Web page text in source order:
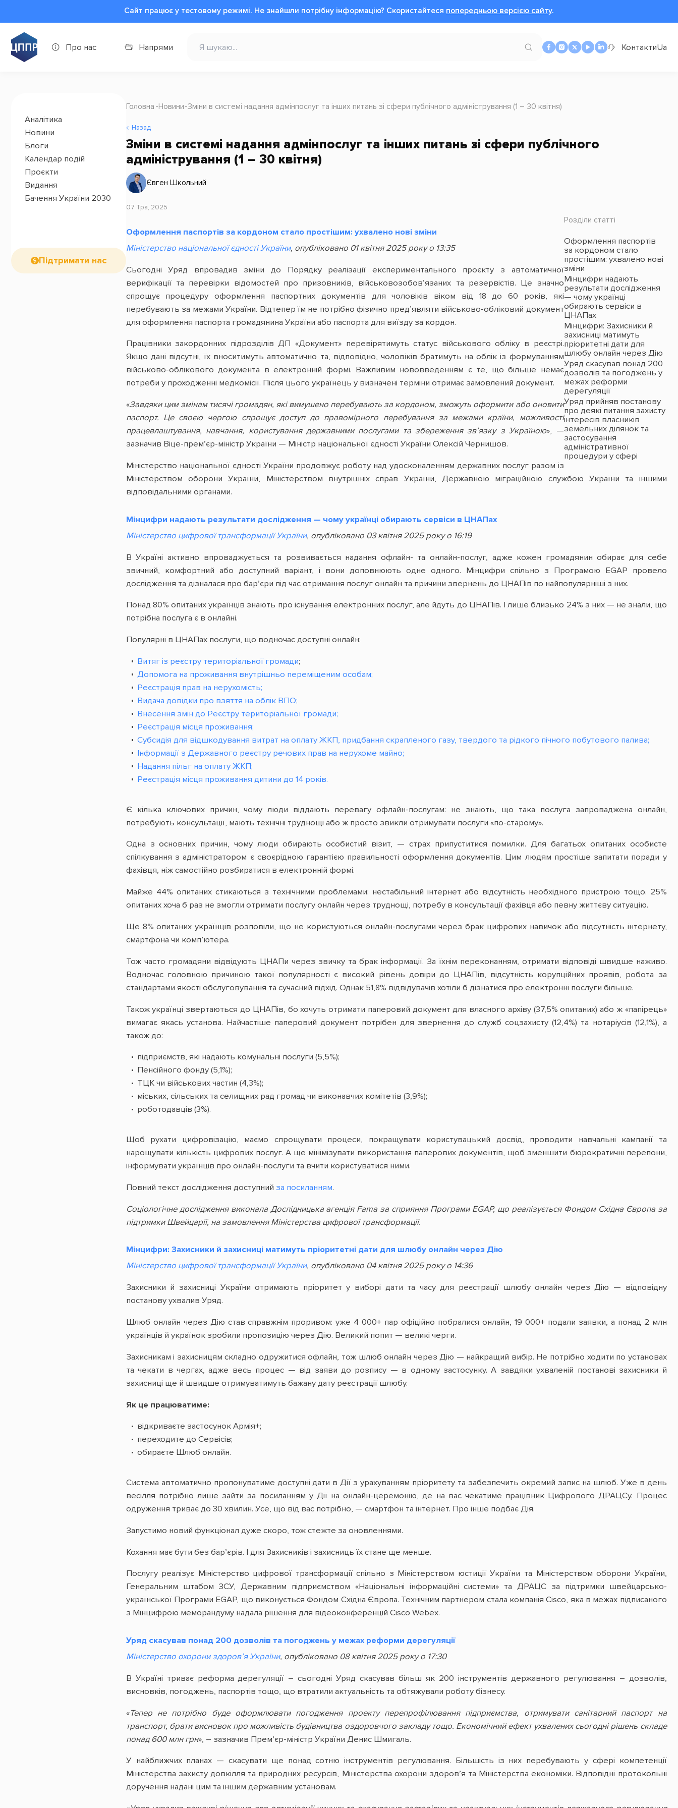
Сайт працює у тестовому режимі. Не знайшли потрібну інформацію? Cкористайтеся попередньою версією сайту.
Про нас Напрями КонтактиUa
Аналітика
Новини
Блоги
Календар подій
Проєкти
Видання
Бачення України 2030
Підтримати нас
Головна Новини Зміни в системі надання адмінпослуг та інших питань зі сфери публічного адміністрування (1 – 30 квітня)
Назад
Зміни в системі надання адмінпослуг та інших питань зі сфери публічного
адміністрування (1 – 30 квітня)
Євген Школьний
07 Тра, 2025
Розділи статті
Оформлення паспортів
за кордоном стало
простішим: ухвалено нові
зміни
Мінцифри надають
результати дослідження
— чому українці
обирають сервіси в
ЦНАПах
Мінцифри: Захисники й
захисниці матимуть
пріоритетні дати для
шлюбу онлайн через Дію
Уряд скасував понад 200
дозволів та погоджень у
межах реформи
дерегуляції
Уряд прийняв постанову
про деякі питання захисту
інтересів власників
земельних ділянок та
застосування
адміністративної
процедури у сфері
Мінцифри обстежує
ЦНАПи на безбар’єрність
Оформлення паспортів за кордоном стало простішим: ухвалено нові зміни
Міністерство національної єдності України, опубліковано 01 квітня 2025 року о 13:35
Сьогодні Уряд впровадив зміни до Порядку реалізації експериментального проєкту з автоматичної
верифікації та перевірки відомостей про призовників, військовозобов’язаних та резервістів. Це значно
спрощує процедуру оформлення паспортних документів для чоловіків віком від 18 до 60 років, які
перебувають за межами України. Відтепер їм не потрібно фізично предʼявляти військово-обліковий документ
для оформлення паспорта громадянина України або паспорта для виїзду за кордон.
Працівники закордонних підрозділів ДП «Документ» перевірятимуть статус військового обліку в реєстрі.
Якщо дані відсутні, їх вноситимуть автоматично та, відповідно, чоловіків братимуть на облік із формуванням
військово-облікового документа в електронній формі. Важливим нововведенням є те, що більше немає
потреби у проходженні медкомісії. Після цього українець у визначені терміни отримає замовлений документ.
«Завдяки цим змінам тисячі громадян, які вимушено перебувають за кордоном, зможуть оформити або оновити
паспорт. Це своєю чергою спрощує доступ до правомірного перебування за межами країни, можливості
працевлаштування, навчання, користування державними послугами та збереження зв’язку з Україною», —
зазначив Віце-прем’єр-міністр України — Міністр національної єдності України Олексій Чернишов.
Міністерство національної єдності України продовжує роботу над удосконаленням державних послуг разом із
Міністерством оборони України, Міністерством внутрішніх справ України, Державною міграційною службою України та іншими
відповідальними органами.
Мінцифри надають результати дослідження — чому українці обирають сервіси в ЦНАПах
Міністерство цифрової трансформації України, опубліковано 03 квітня 2025 року о 16:19
В Україні активно впроваджується та розвивається надання офлайн- та онлайн-послуг, адже кожен громадянин обирає для себе
звичний, комфортний або доступний варіант, і вони доповнюють одне одного. Мінцифри спільно з Програмою EGAP провело
дослідження та дізналася про бар’єри під час отримання послуг онлайн та причини звернень до ЦНАПів по найпопулярніші з них.
Понад 80% опитаних українців знають про існування електронних послуг, але йдуть до ЦНАПів. І лише близько 24% з них — не знали, що
потрібна послуга є в онлайні.
Популярні в ЦНАПах послуги, що водночас доступні онлайн:
Витяг із реєстру територіальної громади;
Допомога на проживання внутрішньо переміщеним особам;
Реєстрація прав на нерухомість;
Видача довідки про взяття на облік ВПО;
Внесення змін до Реєстру територіальної громади;
Реєстрація місця проживання;
Субсидія для відшкодування витрат на оплату ЖКП, придбання скрапленого газу, твердого та рідкого пічного побутового палива;
Інформації з Державного реєстру речових прав на нерухоме майно;
Надання пільг на оплату ЖКП;
Реєстрація місця проживання дитини до 14 років.
Є кілька ключових причин, чому люди віддають перевагу офлайн-послугам: не знають, що така послуга запроваджена онлайн,
потребують консультації, мають технічні труднощі або ж просто звикли отримувати послуги «по-старому».
Одна з основних причин, чому люди обирають особистий візит, — страх припуститися помилки. Для багатьох опитаних особисте
спілкування з адміністратором є своєрідною гарантією правильності оформлення документів. Цим людям простіше запитати поради у
фахівця, ніж самостійно розбиратися в електронній формі.
Майже 44% опитаних стикаються з технічними проблемами: нестабільний інтернет або відсутність необхідного пристрою тощо. 25%
опитаних хоча б раз не змогли отримати послугу онлайн через труднощі, потребу в консультації фахівця або певну життєву ситуацію.
Ще 8% опитаних українців розповіли, що не користуються онлайн-послугами через брак цифрових навичок або відсутність інтернету,
смартфона чи комп’ютера.
Тож часто громадяни відвідують ЦНАПи через звичку та брак інформації. За їхнім переконанням, отримати відповіді швидше наживо.
Водночас головною причиною такої популярності є високий рівень довіри до ЦНАПів, відсутність корупційних проявів, робота за
стандартами якості обслуговування та сучасний підхід. Однак 51,8% відвідувачів хотіли б дізнатися про електронні послуги більше.
Також українці звертаються до ЦНАПів, бо хочуть отримати паперовий документ для власного архіву (37,5% опитаних) або ж «папірець»
вимагає якась установа. Найчастіше паперовий документ потрібен для звернення до служб соцзахисту (12,4%) та нотаріусів (12,1%), а
також до:
підприємств, які надають комунальні послуги (5,5%);
Пенсійного фонду (5,1%);
ТЦК чи військових частин (4,3%);
міських, сільських та селищних рад громад чи виконавчих комітетів (3,9%);
роботодавців (3%).
Щоб рухати цифровізацію, маємо спрощувати процеси, покращувати користувацький досвід, проводити навчальні кампанії та
нарощувати кількість цифрових послуг. А ще мінімізувати використання паперових документів, щоб зменшити бюрократичні перепони,
інформувати українців про онлайн-послуги та вчити користуватися ними.
Повний текст дослідження доступний за посиланням.
Соціологічне дослідження виконала Дослідницька агенція Fama за сприяння Програми EGAP, що реалізується Фондом Східна Європа за
підтримки Швейцарії, на замовлення Міністерства цифрової трансформації.
Мінцифри: Захисники й захисниці матимуть пріоритетні дати для шлюбу онлайн через Дію
Міністерство цифрової трансформації України, опубліковано 04 квітня 2025 року о 14:36
Захисники й захисниці України отримають пріоритет у виборі дати та часу для реєстрації шлюбу онлайн через Дію — відповідну
постанову ухвалив Уряд.
Шлюб онлайн через Дію став справжнім проривом: уже 4 000+ пар офіційно побралися онлайн, 19 000+ подали заявки, а понад 2 млн
українців й українок зробили пропозицію через Дію. Великий попит — великі черги.
Захисникам і захисницям складно одружитися офлайн, тож шлюб онлайн через Дію — найкращий вибір. Не потрібно ходити по установах
та чекати в чергах, адже весь процес — від заяви до розпису — в одному застосунку. А завдяки ухваленій постанові захисники й
захисниці ще й швидше отримуватимуть бажану дату реєстрації шлюбу.
Як це працюватиме:
відкриваєте застосунок Армія+;
переходите до Сервісів;
обираєте Шлюб онлайн.
Система автоматично пропонуватиме доступні дати в Дії з урахуванням пріоритету та забезпечить окремий запис на шлюб. Уже в день
весілля потрібно лише зайти за посиланням у Дії на онлайн-церемонію, де на вас чекатиме працівник Цифрового ДРАЦСу. Процес
одруження триває до 30 хвилин. Усе, що від вас потрібно, — смартфон та інтернет. Про інше подбає Дія.
Запустимо новий функціонал дуже скоро, тож стежте за оновленнями.
Кохання має бути без бар’єрів. І для Захисників і захисниць їх стане ще менше.
Послугу реалізує Міністерство цифрової трансформації спільно з Міністерством юстиції України та Міністерством оборони України,
Генеральним штабом ЗСУ, Державним підприємством «Національні інформаційні системи» та ДРАЦС за підтримки швейцарсько-
української Програми EGAP, що виконується Фондом Східна Європа. Технічним партнером стала компанія Сisco, яка в межах підписаного
з Мінцифрою меморандуму надала рішення для відеоконференцій Cisco Webex.
Уряд скасував понад 200 дозволів та погоджень у межах реформи дерегуляції
Міністерство охорони здоров’я України, опубліковано 08 квітня 2025 року о 17:30
В Україні триває реформа дерегуляції – сьогодні Уряд скасував більш як 200 інструментів державного регулювання – дозволів,
висновків, погоджень, паспортів тощо, що втратили актуальність та обтяжували роботу бізнесу.
«Тепер не потрібно буде оформлювати погодження проекту перепрофілювання підприємства, отримувати санітарний паспорт на
транспорт, брати висновок про можливість будівництва оздоровчого закладу тощо. Економічний ефект ухвалених сьогодні рішень складе
понад 600 млн грн», – зазначив Прем’єр-міністр України Денис Шмигаль.
У найближчих планах — скасувати ще понад сотню інструментів регулювання. Більшість із них перебувають у сфері компетенції
Міністерства захисту довкілля та природних ресурсів, Міністерства охорони здоров’я та Міністерства економіки. Відповідні протокольні
доручення надані цим та іншим державним установам.